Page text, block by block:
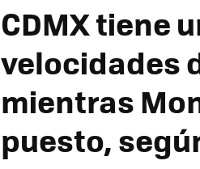
CDMX tiene
velocidades
mientras
puesto,